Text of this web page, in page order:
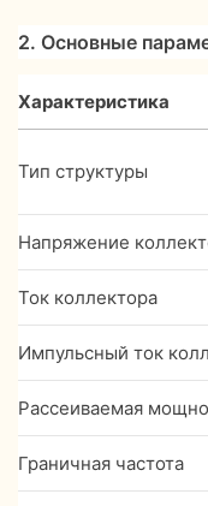
2. Основные
Характеристика
Тип структуры
Напряжение
Ток коллектора
Импульсный ток
Рассеиваемая
Граничная частота